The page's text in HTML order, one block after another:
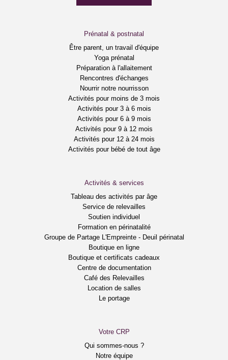
Prénatal & postnatal
Être parent, un travail d'équipe
Yoga prénatal
Préparation à l'allaitement
Rencontres d'échanges
Nourrir notre nourrisson
Activités pour moins de 3 mois
Activités pour 3 à 6 mois
Activités pour 6 à 9 mois
Activités pour 9 à 12 mois
Activités pour 12 à 24 mois
Activités pour bébé de tout âge
Activités & services
Tableau des activités par âge
Service de relevailles
Soutien individuel
Formation en périnatalité
Groupe de Partage L'Empreinte - Deuil périnatal
Boutique en ligne
Boutique et certificats cadeaux
Centre de documentation
Café des Relevailles
Location de salles
Le portage
Votre CRP
Qui sommes-nous ?
Notre équipe